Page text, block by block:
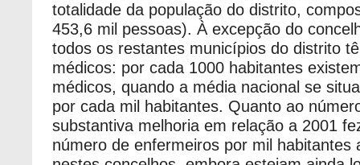
totalidade da população do distrito,
453,6 mil pessoas). À excepção do
todos os restantes municípios do distrito
médicos: por cada 1000 habitantes
médicos, quando a média nacional se
por cada mil habitantes. Quanto ao
substantiva melhoria em relação a 2001
número de enfermeiros por mil habitantes